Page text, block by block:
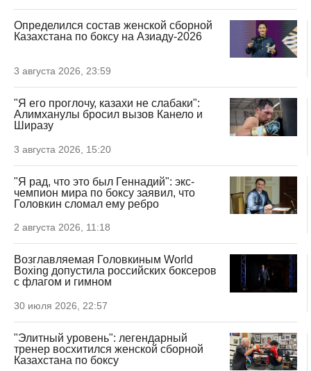
Определился состав женской сборной
Казахстана по боксу на Азиаду-2026
3 августа 2026, 23:59
"Я его проглочу, казахи не слабаки":
Алимханулы бросил вызов Канело и
Ширазу
3 августа 2026, 15:20
"Я рад, что это был Геннадий": экс-
чемпион мира по боксу заявил, что
Головкин сломал ему ребро
2 августа 2026, 11:18
Возглавляемая Головкиным World
Boxing допустила российских боксеров
с флагом и гимном
30 июля 2026, 22:57
"Элитный уровень": легендарный
тренер восхитился женской сборной
Казахстана по боксу